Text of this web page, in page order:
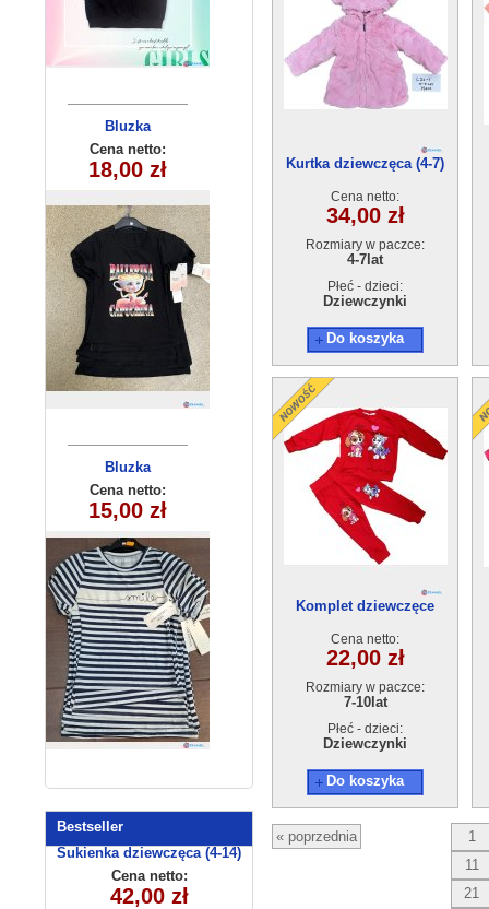
Bluzka
dziewczęca
270625-1(6-16)
6szt
Cena netto:
18,00 zł
Bluzka
dziecięca
260626-32(4-14)
6szt
Cena netto:
15,00 zł
Komplet
niemowlęcy
5384 (9-24)
4szt
Cena netto:
34,50 zł
Bluzka
chłopięca
(1-4) 4szt
Cena netto:
7,00 zł
Bestseller
Sukienka dziewczęca (4-14)
C3009
Cena netto:
42,00 zł
Kurtka dziewczęca (4-7)
Cena netto:
34,00 zł
Rozmiary w paczce:
4-7lat
Płeć - dzieci:
Dziewczynki
Do koszyka
Komplet dziewczęce
Cena netto:
22,00 zł
Rozmiary w paczce:
7-10lat
Płeć - dzieci:
Dziewczynki
Do koszyka
« poprzednia
1
11
21